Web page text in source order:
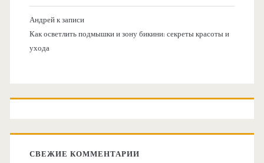
Андрейк записи
Как осветлить подмышки и зону бикини: секреты красоты и
ухода
СВЕЖИЕ КОММЕНТАРИИ